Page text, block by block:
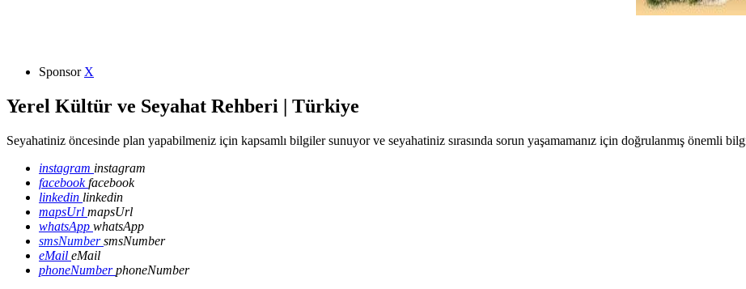
Sponsor X
Yerel Kültür ve Seyahat Rehberi | Türkiye
Seyahatiniz öncesinde plan yapabilmeniz için kapsamlı bilgiler sunuyor ve seyahatiniz sırasında sorun yaşamamanız için doğrulanmış önemli
instagram instagram
facebookfacebook
linkedin linkedin
mapsUrl mapsUrl
whatsApp whatsApp
smsNumbersmsNumber
eMail eMail
phoneNumberphoneNumber